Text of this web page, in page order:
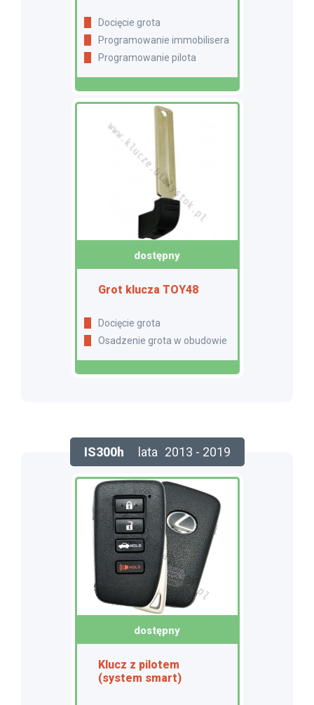
Docięcie grota
Programowanie immobilisera
Programowanie pilota
dostępny
Grot klucza TOY48
Docięcie grota
Osadzenie grota w obudowie
IS300h lata 2013 - 2019
dostępny
Klucz z pilotem
(system smart)